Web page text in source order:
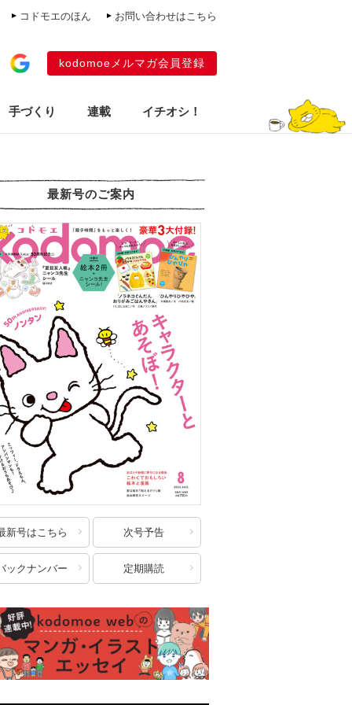
コドモエのほん お問い合わせはこちら
kodomoeメルマガ会員登録
手づくり 連載 イチオシ！
最新号のご案内
新号はこちら 次号予告
ックナンバー 定期購読